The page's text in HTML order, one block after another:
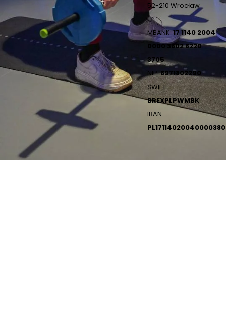
52-210 Wrocław
MBANK:17 1140 2004
0000 3802 8220
3705
NIP:8971802290
SWIFT:
BREXPLPWMBK
IBAN: